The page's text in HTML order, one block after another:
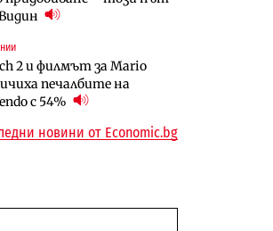
2 и филмът за Mario
печалбите на
с 54%
напълно от Google
финанси
вече зависят от
власт за 75% от
и все повече сгради
е лидер при
компании и
новини от Economic.bg